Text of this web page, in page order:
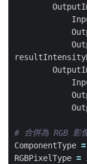
# 合併為 RGB 影
ComponentType =
RGBPixelType =